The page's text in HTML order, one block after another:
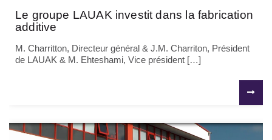
Le groupe LAUAK investit dans la fabrication
additive
M. Charritton, Directeur général & J.M. Charriton, Président
de LAUAK & M. Ehteshami, Vice président […]